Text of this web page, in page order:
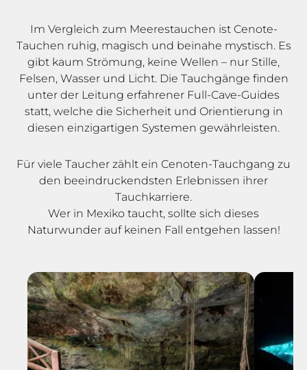
Im Vergleich zum Meerestauchen ist Cenote-
Tauchen ruhig, magisch und beinahe mystisch. Es
gibt kaum Strömung, keine Wellen – nur Stille,
Felsen, Wasser und Licht. Die Tauchgänge finden
unter der Leitung erfahrener Full-Cave-Guides
statt, welche die Sicherheit und Orientierung in
diesen einzigartigen Systemen gewährleisten.
Für viele Taucher zählt ein Cenoten-Tauchgang zu
den beeindruckendsten Erlebnissen ihrer
Tauchkarriere.
Wer in Mexiko taucht, sollte sich dieses
Naturwunder auf keinen Fall entgehen lassen!